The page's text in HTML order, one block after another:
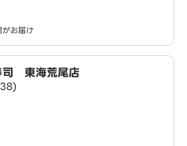
がお届け
司 東海荒尾店